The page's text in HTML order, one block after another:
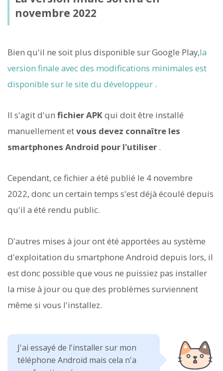
novembre 2022
Bien qu'il ne soit plus disponible sur Google Play,la
version finale avec des modifications minimales est
disponible sur le site du développeur .
Il s'agit d'un fichier APKqui doit être installé
manuellement etvous devez connaître les
smartphones Android pour l'utiliser .
Cependant, ce fichier a été publié le 4 novembre
2022, donc un certain temps s'est déjà écoulé depuis
qu'il a été rendu public.
D'autres mises à jour ont été apportées au système
d'exploitation du smartphone Android depuis lors, il
est donc possible que vous ne puissiez pas installer
la mise à jour ou que des problèmes surviennent
même si vous l'installez.
J'ai essayé de l'installer sur mon
téléphone Android mais cela n'a